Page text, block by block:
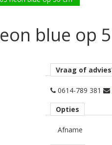
blue op
Vraag of
0614-789 381
Opties
Afname